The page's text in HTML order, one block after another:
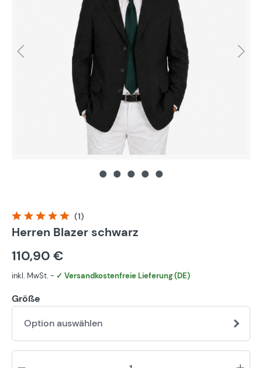
Durchschnittliche Bewertung von 5 von 5 Sternen
(1)
Herren Blazer schwarz
110,90 €
inkl. MwSt. - ✓ Versandkostenfreie Lieferung (DE)
Größe
Option auswählen